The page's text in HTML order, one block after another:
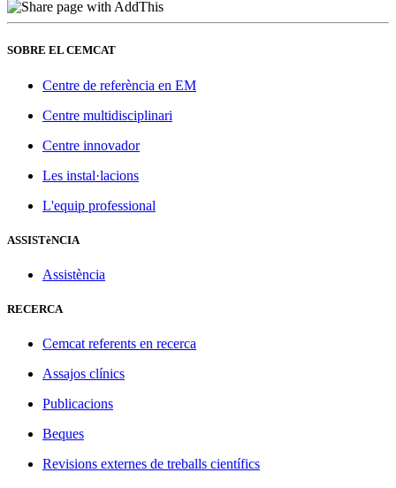
SOBRE EL CEMCAT
Centre de referència en EM
Centre multidisciplinari
Centre innovador
Les instal·lacions
L'equip professional
ASSISTèNCIA
Assistència
RECERCA
Cemcat referents en recerca
Assajos clínics
Publicacions
Beques
Revisions externes de treballs científics